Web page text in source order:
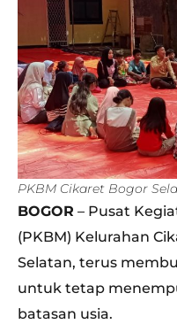
PKBM Cikaret Bogor
BOGOR – Pusat
(PKBM) Kelurahan
Selatan, terus
untuk tetap
batasan usia.